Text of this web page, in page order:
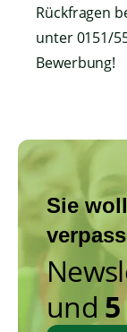
Rückfragen
unter 0151/
Bewerbung!
Sie
und